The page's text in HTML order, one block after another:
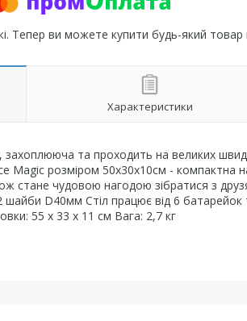
Тепер ви можете купити будь-який
Характеристики
та проходить на великих
Magic розміром 50х30х10см - компактна
стане чудовою нагодою зібратися з
шайби D40мм Стіл працює від 6
55 х 33 х 11 см Вага: 2,7 кг